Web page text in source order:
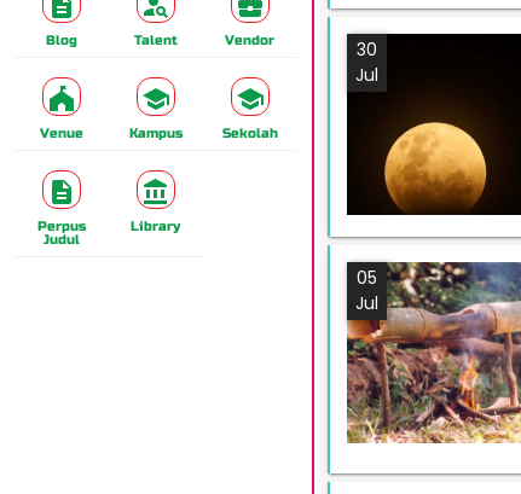
Blog Talent Vendor
Venue Kampus Sekolah
Perpus
Judul
Library
30
Jul
05
Jul